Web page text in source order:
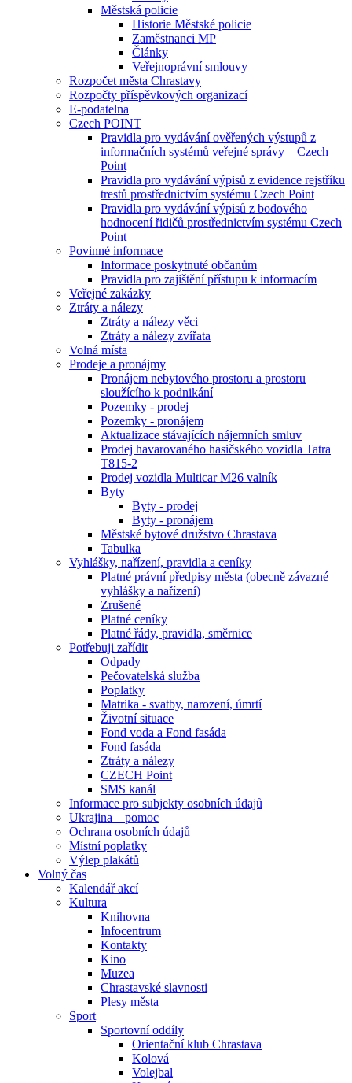
Městská policie
Historie Městské policie
Zaměstnanci MP
Články
Veřejnoprávní smlouvy
Rozpočet města Chrastavy
Rozpočty příspěvkových organizací
E-podatelna
Czech POINT
Pravidla pro vydávání ověřených výstupů z
informačních systémů veřejné správy – Czech
Point
Pravidla pro vydávání výpisů z evidence rejstříku
trestů prostřednictvím systému Czech Point
Pravidla pro vydávání výpisů z bodového
hodnocení řidičů prostřednictvím systému Czech
Point
Povinné informace
Informace poskytnuté občanům
Pravidla pro zajištění přístupu k informacím
Veřejné zakázky
Ztráty a nálezy
Ztráty a nálezy věci
Ztráty a nálezy zvířata
Volná místa
Prodeje a pronájmy
Pronájem nebytového prostoru a prostoru
sloužícího k podnikání
Pozemky - prodej
Pozemky - pronájem
Aktualizace stávajících nájemních smluv
Prodej havarovaného hasičského vozidla Tatra
T815-2
Prodej vozidla Multicar M26 valník
Byty
Byty - prodej
Byty - pronájem
Městské bytové družstvo Chrastava
Tabulka
Vyhlášky, nařízení, pravidla a ceníky
Platné právní předpisy města (obecně závazné
vyhlášky a nařízení)
Zrušené
Platné ceníky
Platné řády, pravidla, směrnice
Potřebuji zařídit
Odpady
Pečovatelská služba
Poplatky
Matrika - svatby, narození, úmrtí
Životní situace
Fond voda a Fond fasáda
Fond fasáda
Ztráty a nálezy
CZECH Point
SMS kanál
Informace pro subjekty osobních údajů
Ukrajina – pomoc
Ochrana osobních údajů
Místní poplatky
Výlep plakátů
Volný čas
Kalendář akcí
Kultura
Knihovna
Infocentrum
Kontakty
Kino
Muzea
Chrastavské slavnosti
Plesy města
Sport
Sportovní oddíly
Orientační klub Chrastava
Kolová
Volejbal